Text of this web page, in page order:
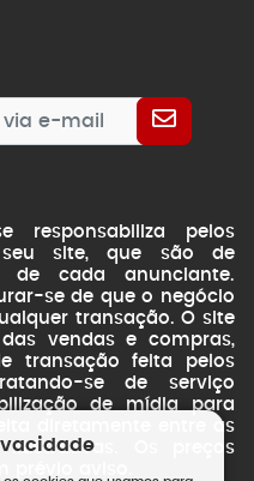
responsabiliza pelos
seu site, que são de
de cada anunciante.
se de que o negócio
transação. O site
vendas e compras,
transação feita pelos
se de serviço
de mídia para
diretamente entre as
ilustrativas. Os preços
prévio aviso.